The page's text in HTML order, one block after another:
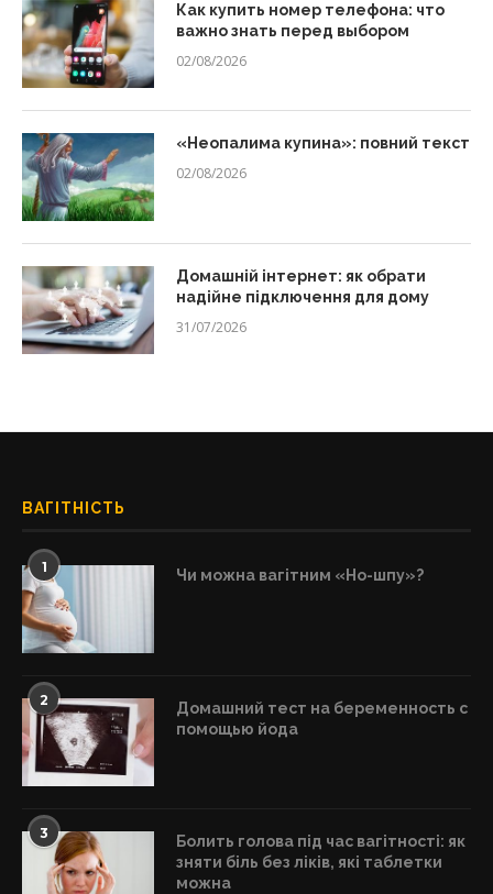
Как купить номер телефона: что
важно знать перед выбором
02/08/2026
«Неопалима купина»: повний текст
02/08/2026
Домашній інтернет: як обрати
надійне підключення для дому
31/07/2026
ВАГІТНІСТЬ
1 Чи можна вагітним «Но-шпу»?
2
Домашний тест на беременность с
помощью йода
3
Болить голова під час вагітності: як
зняти біль без ліків, які таблетки
можна